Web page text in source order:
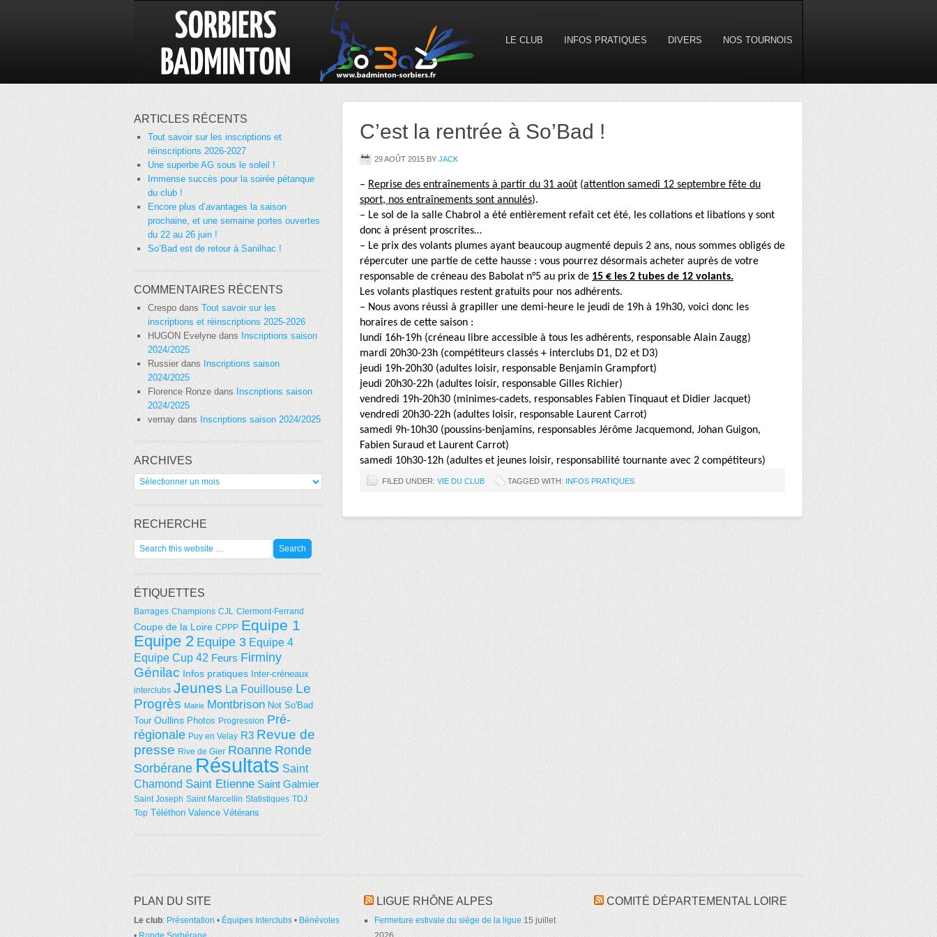
LE CLUB INFOS PRATIQUES DIVERS NOS TOURNOIS
C’est la rentrée à So’Bad !
29 AOÛT 2015 BY JACK
– Reprise des entraînements à partir du 31 août (attention samedi 12 septembre fête du
sport, nos entraînements sont annulés).
– Le sol de la salle Chabrol a été entièrement refait cet été, les collations et libations y sont
donc à présent proscrites…
– Le prix des volants plumes ayant beaucoup augmenté depuis 2 ans, nous sommes obligés de
répercuter une partie de cette hausse : vous pourrez désormais acheter auprès de votre
responsable de créneau des Babolat n°5 au prix de 15 € les 2 tubes de 12 volants.
Les volants plastiques restent gratuits pour nos adhérents.
– Nous avons réussi à grapiller une demi-heure le jeudi de 19h à 19h30, voici donc les
horaires de cette saison :
lundi 16h-19h (créneau libre accessible à tous les adhérents, responsable Alain Zaugg)
mardi 20h30-23h (compétiteurs classés + interclubs D1, D2 et D3)
jeudi 19h-20h30 (adultes loisir, responsable Benjamin Grampfort)
jeudi 20h30-22h (adultes loisir, responsable Gilles Richier)
vendredi 19h-20h30 (minimes-cadets, responsables Fabien Tinquaut et Didier Jacquet)
vendredi 20h30-22h (adultes loisir, responsable Laurent Carrot)
samedi 9h-10h30 (poussins-benjamins, responsables Jérôme Jacquemond, Johan Guigon,
Fabien Suraud et Laurent Carrot)
samedi 10h30-12h (adultes et jeunes loisir, responsabilité tournante avec 2 compétiteurs)
FILED UNDER: VIE DU CLUB TAGGED WITH: INFOS PRATIQUES
ARTICLES RÉCENTS
Tout savoir sur les inscriptions et
réinscriptions 2026-2027
Une superbe AG sous le soleil !
Immense succès pour la soirée pétanque
du club !
Encore plus d’avantages la saison
prochaine, et une semaine portes ouvertes
du 22 au 26 juin !
So’Bad est de retour à Sanilhac !
COMMENTAIRES RÉCENTS
Crespo dans Tout savoir sur les
inscriptions et réinscriptions 2025-2026
HUGON Evelyne dans
Inscriptions saison
2024/2025
Russier dans Inscriptions saison
2024/2025
Florence Ronze dans Inscriptions saison
2024/2025
vernay dans Inscriptions saison 2024/2025
ARCHIVES
Archives
RECHERCHE
ÉTIQUETTES
Barrages Champions CJL Clermont-Ferrand
Coupe de la Loire CPPP Equipe 1
Equipe 2 Equipe 3 Equipe 4
Equipe Cup 42 Feurs Firminy
Génilac Infos pratiques Inter-créneaux
interclubs Jeunes La Fouillouse Le
Progrès Mairie Montbrison Not So'Bad
Tour Oullins Photos Progression Pré-
régionale Puy en Velay R3 Revue de
presse Rive de Gier Roanne Ronde
Sorbérane Résultats Saint
Chamond Saint Etienne Saint Galmier
Saint Joseph Saint Marcellin Statistiques TDJ
Top Téléthon Valence Vétérans
PLAN DU SITE
Le club: Présentation • Équipes Interclubs • Bénévoles
LIGUE RHÔNE ALPES
Fermeture estivale du siège de la ligue 15 juillet
COMITÉ DÉPARTEMENTAL LOIRE